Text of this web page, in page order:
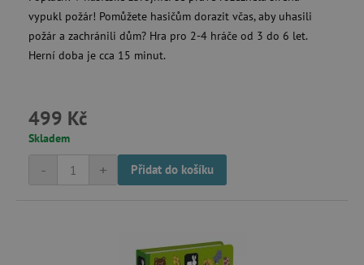
vypukl požár! Pomůžete hasičům dorazit včas, aby uhasili
požár a zachránili dům? Hra pro 2-4 hráče od 3 do 6 let.
Herní doba je cca 15 minut.
499 Kč
Skladem
+
- Přidat do košíku